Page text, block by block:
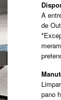
A
de
pano